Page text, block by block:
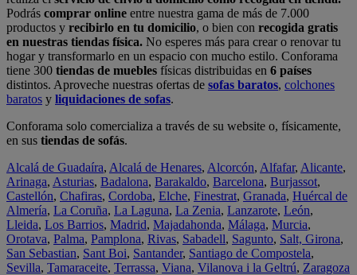
Podrás comprar online entre nuestra gama de más de 7.000
productos y recibirlo en tu domicilio, o bien con recogida gratis
en nuestras tiendas física. No esperes más para crear o renovar tu
hogar y transformarlo en un espacio con mucho estilo. Conforama
tiene 300 tiendas de muebles físicas distribuidas en 6 países
distintos. Aproveche nuestras ofertas de sofas baratos, colchones
baratos y liquidaciones de sofas.
Conforama solo comercializa a través de su website o, físicamente,
en sus tiendas de sofás.
Alcalá de Guadaíra, Alcalá de Henares, Alcorcón, Alfafar, Alicante,
Arinaga, Asturias, Badalona, Barakaldo, Barcelona, Burjassot,
Castellón, Chafiras, Cordoba, Elche, Finestrat, Granada, Huércal de
Almería, La Coruña, La Laguna, La Zenia, Lanzarote, León,
Lleida, Los Barrios, Madrid, Majadahonda, Málaga, Murcia,
Orotava, Palma, Pamplona, Rivas, Sabadell, Sagunto, Salt, Girona,
San Sebastian, Sant Boi, Santander, Santiago de Compostela,
Sevilla, Tamaraceite, Terrassa, Viana, Vilanova i la Geltrú, Zaragoza